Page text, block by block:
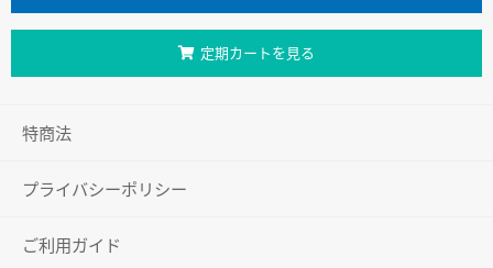
定期カートを見る
特商法
プライバシーポリシー
ご利用ガイド